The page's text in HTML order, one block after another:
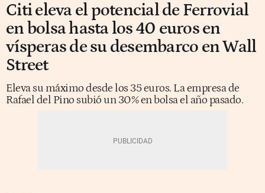
Citi eleva el potencial de Ferrovial
en bolsa hasta los 40 euros en
vísperas de su desembarco en Wall
Street
Eleva su máximo desde los 35 euros. La empresa de
Rafael del Pino subió un 30% en bolsa el año pasado.